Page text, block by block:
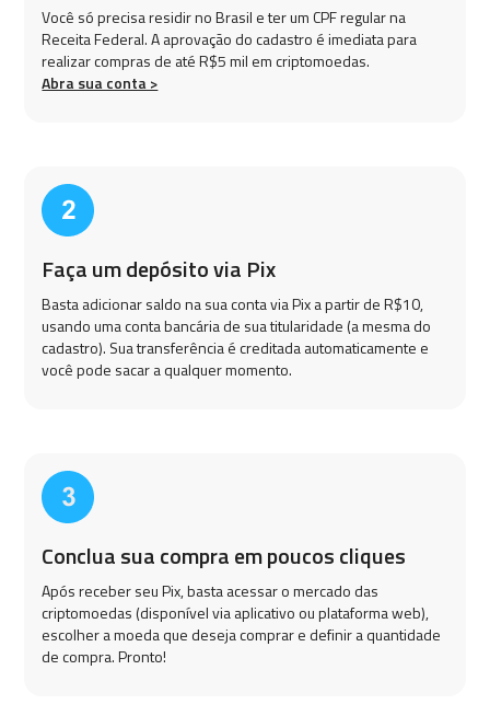
Você só precisa residir no Brasil e ter um CPF regular na
Receita Federal. A aprovação do cadastro é imediata para
realizar compras de até R$5 mil em criptomoedas.
Abra sua conta >
Faça um depósito via Pix
Basta adicionar saldo na sua conta via Pix a partir de R$10,
usando uma conta bancária de sua titularidade (a mesma do
cadastro). Sua transferência é creditada automaticamente e
você pode sacar a qualquer momento.
Conclua sua compra em poucos cliques
Após receber seu Pix, basta acessar o mercado das
criptomoedas (disponível via aplicativo ou plataforma web),
escolher a moeda que deseja comprar e definir a quantidade
de compra. Pronto!